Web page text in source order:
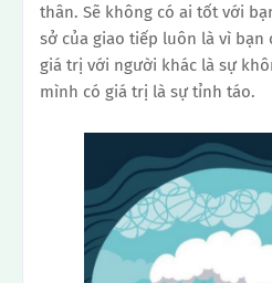
thân. Sẽ không có ai tốt với
sở của giao tiếp luôn là vì bạn
giá trị với người khác là sự
mình có giá trị là sự tỉnh táo.